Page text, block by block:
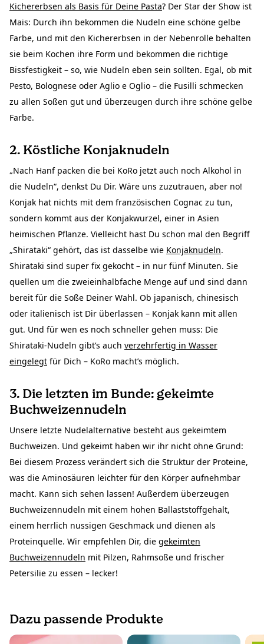
Kichererbsen als Basis für Deine Pasta? Der Star der Show ist
Mais: Durch ihn bekommen die Nudeln eine schöne gelbe
Farbe, und mit den Kichererbsen in der Nebenrolle behalten
sie beim Kochen ihre Form und bekommen die richtige
Bissfestigkeit – so, wie Nudeln eben sein sollten. Egal, ob mit
Pesto, Bolognese oder Aglio e Oglio – die Fusilli schmecken
zu allen Soßen gut und überzeugen durch ihre schöne gelbe
Farbe.
2. Köstliche Konjaknudeln
„Nach Hanf packen die bei KoRo jetzt auch noch Alkohol in
die Nudeln“, denkst Du Dir. Wäre uns zuzutrauen, aber no!
Konjak hat nichts mit dem französischen Cognac zu tun,
sondern kommt aus der Konjakwurzel, einer in Asien
heimischen Pflanze. Vielleicht hast Du schon mal den Begriff
„Shirataki“ gehört, das ist dasselbe wie Konjaknudeln.
Shirataki sind super fix gekocht – in nur fünf Minuten. Sie
quellen um die zweieinhalbfache Menge auf und sind dann
bereit für die Soße Deiner Wahl. Ob japanisch, chinesisch
oder italienisch ist Dir überlassen – Konjak kann mit allen
gut. Und für wen es noch schneller gehen muss: Die
Shirataki-Nudeln gibt’s auch verzehrfertig in Wasser
eingelegt für Dich – KoRo macht’s möglich.
3. Die letzten im Bunde: gekeimte
Buchweizennudeln
Unsere letzte Nudelalternative besteht aus gekeimtem
Buchweizen. Und gekeimt haben wir ihr nicht ohne Grund:
Bei diesem Prozess verändert sich die Struktur der Proteine,
was die Aminosäuren leichter für den Körper aufnehmbar
macht. Kann sich sehen lassen! Außerdem überzeugen
Buchweizennudeln mit einem hohen Ballaststoffgehalt,
einem herrlich nussigen Geschmack und dienen als
Proteinquelle. Wir empfehlen Dir, die gekeimten
Buchweizennudeln mit Pilzen, Rahmsoße und frischer
Petersilie zu essen – lecker!
Dazu passende Produkte